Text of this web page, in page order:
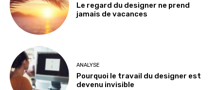
Le regard du designer ne prend
jamais de vacances
ANALYSE
Pourquoi le travail du designer est
devenu invisible